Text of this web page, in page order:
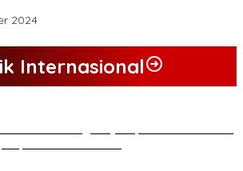
2024
Internasional